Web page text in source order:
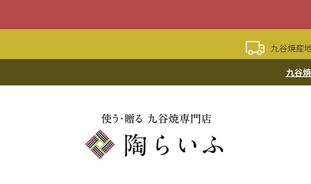
九谷焼産
九谷